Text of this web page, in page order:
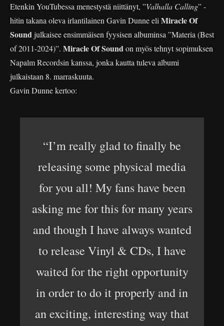
Etenkin YouTubessa menestystä niittänyt, ”Valhalla Calling” -
hitin takana oleva irlantilainen Gavin Dunne eli Miracle Of
Soundjulkaisee ensimmäisen fyysisen albuminsa ”Materia (Best
of 2011-2024)”. Miracle Of Soundon myös tehnyt sopimuksen
Napalm Recordsin kanssa, jonka kautta tuleva albumi
julkaistaan 8. marraskuuta.
Gavin Dunne kertoo:
“I’m really glad to finally be
releasing some physical media
for you all! My fans have been
asking me for this for many years
and though I have always wanted
to release Vinyl & CDs, I have
waited for the right opportunity
in order to do it properly and in
an exciting, interesting way that